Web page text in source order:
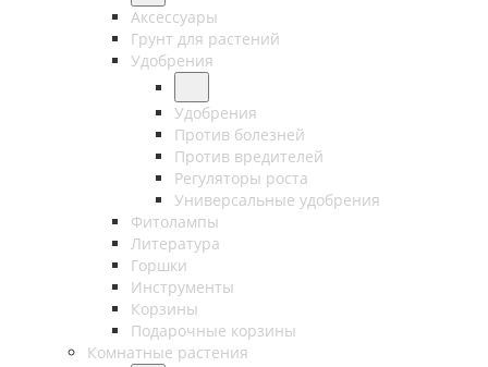
Аксессуары
Грунт для растений
Удобрения
Удобрения
Против болезней
Против вредителей
Регуляторы роста
Универсальные удобрения
Фитолампы
Литература
Горшки
Инструменты
Корзины
Подарочные корзины
Комнатные растения